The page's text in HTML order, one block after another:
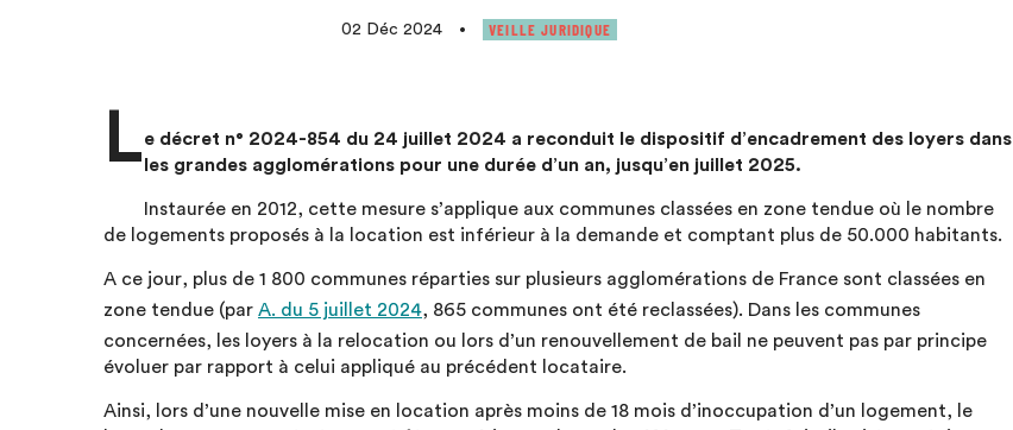
02 Déc 2024 • VEILLE JURIDIQUE
Le décret n° 2024-854 du 24 juillet 2024 a reconduit le dispositif d’encadrement des loyers dans
les grandes agglomérations pour une durée d’un an, jusqu’en juillet 2025.
Instaurée en 2012, cette mesure s’applique aux communes classées en zone tendue où le nombre
de logements proposés à la location est inférieur à la demande et comptant plus de 50.000 habitants.
A ce jour, plus de 1 800 communes réparties sur plusieurs agglomérations de France sont classées en
zone tendue (par A. du 5 juillet 2024, 865 communes ont été reclassées). Dans les communes
concernées, les loyers à la relocation ou lors d’un renouvellement de bail ne peuvent pas par principe
évoluer par rapport à celui appliqué au précédent locataire.
Ainsi, lors d’une nouvelle mise en location après moins de 18 mois d’inoccupation d’un logement, le